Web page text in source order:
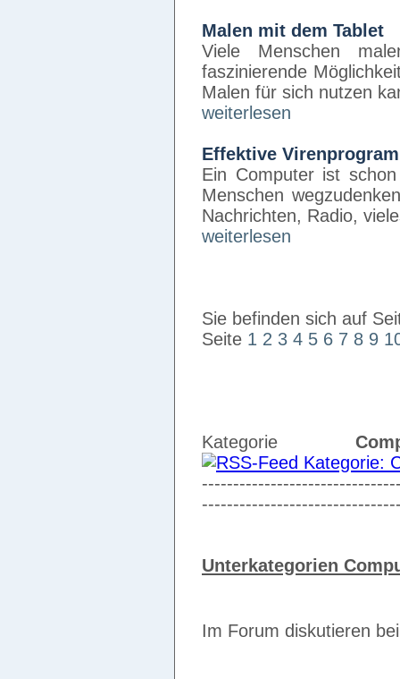
Malen mit dem Tablet
Viele Menschen
faszinierende
Malen für sich nutzen
weiterlesen
Effektive
Ein Computer ist
Menschen
Nachrichten, Radio,
weiterlesen
Sie befinden sich auf
Seite 1 2 3 4 5 6 7 8 9
Kategorie
Unterkategorien
Im Forum diskutieren